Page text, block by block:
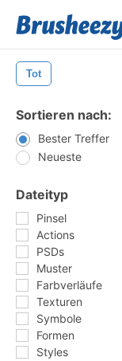
Tot
Sortieren nach:
Bester Treffer
Neueste
Dateityp
Pinsel
Actions
PSDs
Muster
Farbverläufe
Texturen
Symbole
Formen
Styles